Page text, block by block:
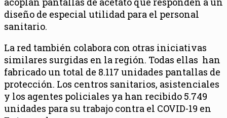
diseño de especial utilidad para el personal
sanitario.
La red también colabora con otras iniciativas
similares surgidas en la región. Todas ellas han
fabricado un total de 8.117 unidades pantallas de
protección. Los centros sanitarios, asistenciales
y los agentes policiales ya han recibido 5.749
unidades para su trabajo contra el COVID-19 en